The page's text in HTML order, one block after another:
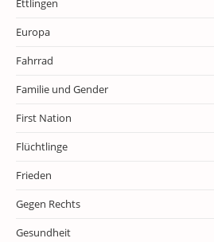
Ettlingen
Europa
Fahrrad
Familie und Gender
First Nation
Flüchtlinge
Frieden
Gegen Rechts
Gesundheit